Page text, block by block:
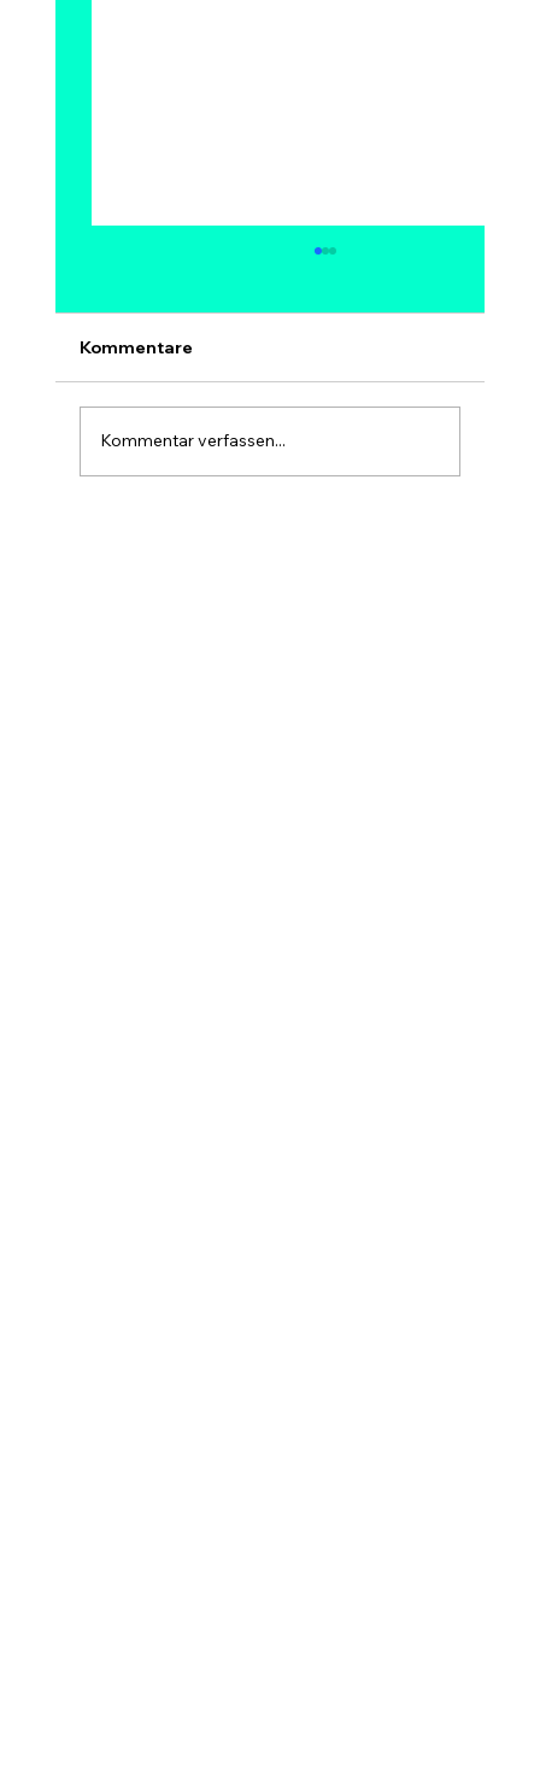
Ja, 1 Million Dollar pro Bitcoin ist
und kein kurzfristiges Ziel. Bei 1 Mio. USD
hätte Bitcoin eine Marktkapitalisierung von
Kommentare
Kommentar verfassen...